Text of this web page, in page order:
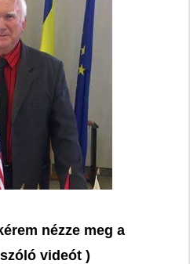
nézze meg a
videót )